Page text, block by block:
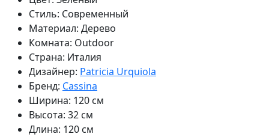
Стиль: Современный
Материал: Дерево
Комната: Outdoor
Страна: Италия
Дизайнер: Patricia Urquiola
Бренд: Cassina
Ширина: 120 см
Высота: 32 см
Длина: 120 см